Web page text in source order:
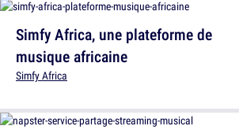
Simfy Africa, une plateforme de
musique africaine
Simfy Africa